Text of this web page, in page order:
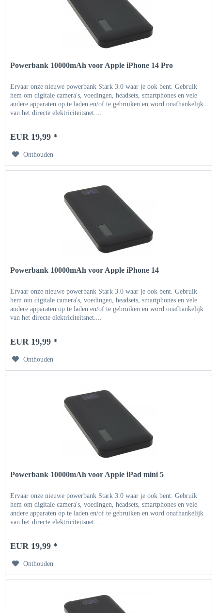
Powerbank 10000mAh voor Apple iPhone 14 Pro
Ervaar onze nieuwe powerbank Stark 3.0 waar je ook bent. Gebruik
hem om digitale camera's, voedingen, headsets, smartphones en vele
andere apparaten op te laden en/of te gebruiken en word onafhankelijk
van het directe elektriciteitsnet....
EUR 19,99 *
Onthouden
Powerbank 10000mAh voor Apple iPhone 14
Ervaar onze nieuwe powerbank Stark 3.0 waar je ook bent. Gebruik
hem om digitale camera's, voedingen, headsets, smartphones en vele
andere apparaten op te laden en/of te gebruiken en word onafhankelijk
van het directe elektriciteitsnet....
EUR 19,99 *
Onthouden
Powerbank 10000mAh voor Apple iPad mini 5
Ervaar onze nieuwe powerbank Stark 3.0 waar je ook bent. Gebruik
hem om digitale camera's, voedingen, headsets, smartphones en vele
andere apparaten op te laden en/of te gebruiken en word onafhankelijk
van het directe elektriciteitsnet....
EUR 19,99 *
Onthouden